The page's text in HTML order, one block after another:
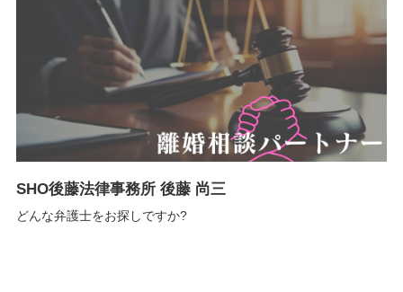
SHO後藤法律事務所 後藤 尚三
どんな弁護士をお探しですか?